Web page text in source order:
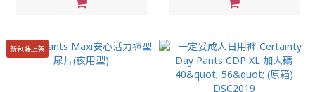
新包裝上架